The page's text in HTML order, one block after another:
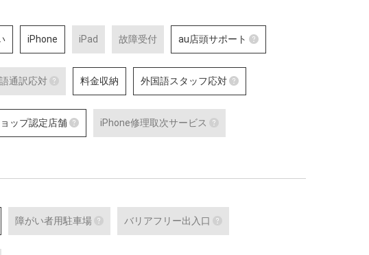
iPhone iPad 故障受付 au店頭サポート
室 を開催
フが在籍し、ケータイの購入
方の説明・修理などのアフタ
ら
通訳応対
テレビ電話サービスで外国語通訳可能な
スタッフが応対可能な店舗です。
料金収納 外国語スタッフ応対
スや、Android 端末の
修を修了した認定スタ
ップ認定店舗
「キャリアショップ」を、キャリアやブ
「あんしんショップ認定協議会」が認定
する制度
詳細はこちら
iPhone修理取次サービス
詳細はこちら
障がい者用駐車場 バリアフリー出入口